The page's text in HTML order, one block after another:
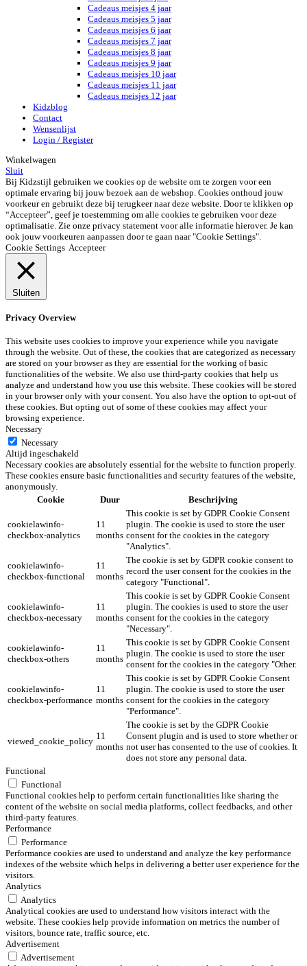
Cadeaus meisjes 4 jaar
Cadeaus meisjes 5 jaar
Cadeaus meisjes 6 jaar
Cadeaus meisjes 7 jaar
Cadeaus meisjes 8 jaar
Cadeaus meisjes 9 jaar
Cadeaus meisjes 10 jaar
Cadeaus meisjes 11 jaar
Cadeaus meisjes 12 jaar
Kidzblog
Contact
Wensenlijst
Login / Register
Winkelwagen
Sluit
Bij Kidzstijl gebruiken we cookies op de website om te zorgen voor een
optimale ervaring bij jouw bezoek aan de webshop. Cookies onthoud jouw
voorkeur en gebruikt deze bij terugkeer naar deze website. Door te klikken op
“Accepteer”, geef je toestemming om alle cookies te gebruiken voor deze
optimalisatie. Zie onze privacy statement voor alle informatie hierover. Je kan
ook jouw voorkeuren aanpassen door te gaan naar "Cookie Settings".
Cookie Settings Accepteer
Sluiten
Privacy Overview
This website uses cookies to improve your experience while you navigate
through the website. Out of these, the cookies that are categorized as necessary
are stored on your browser as they are essential for the working of basic
functionalities of the website. We also use third-party cookies that help us
analyze and understand how you use this website. These cookies will be stored
in your browser only with your consent. You also have the option to opt-out of
these cookies. But opting out of some of these cookies may affect your
browsing experience.
Necessary
Necessary
Altijd ingeschakeld
Necessary cookies are absolutely essential for the website to function properly.
These cookies ensure basic functionalities and security features of the website,
anonymously.
Cookie
Duur Beschrijving
cookielawinfo-
checkbox-analytics
11
months
This cookie is set by GDPR Cookie Consent
plugin. The cookie is used to store the user
consent for the cookies in the category
"Analytics".
cookielawinfo-
checkbox-functional
11
months
The cookie is set by GDPR cookie consent to
record the user consent for the cookies in the
category "Functional".
cookielawinfo-
checkbox-necessary
11
months
This cookie is set by GDPR Cookie Consent
plugin. The cookies is used to store the user
consent for the cookies in the category
"Necessary".
cookielawinfo-
checkbox-others
11
months
This cookie is set by GDPR Cookie Consent
plugin. The cookie is used to store the user
consent for the cookies in the category "Other.
cookielawinfo-
checkbox-performance
11
months
This cookie is set by GDPR Cookie Consent
plugin. The cookie is used to store the user
consent for the cookies in the category
"Performance".
viewed_cookie_policy
11
months
The cookie is set by the GDPR Cookie
Consent plugin and is used to store whether or
not user has consented to the use of cookies. It
does not store any personal data.
Functional
Functional
Functional cookies help to perform certain functionalities like sharing the
content of the website on social media platforms, collect feedbacks, and other
third-party features.
Performance
Performance
Performance cookies are used to understand and analyze the key performance
indexes of the website which helps in delivering a better user experience for the
visitors.
Analytics
Analytics
Analytical cookies are used to understand how visitors interact with the
website. These cookies help provide information on metrics the number of
visitors, bounce rate, traffic source, etc.
Advertisement
Advertisement